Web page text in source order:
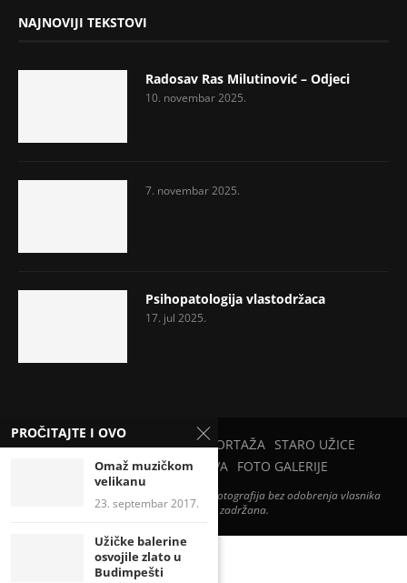
NAJNOVIJI TEKSTOVI
Radosav Ras Milutinović – Odjeci
10. novembar 2025.
7. novembar 2025.
Psihopatologija vlastodržaca
17. jul 2025.
PETAR PAN PRIRODA REPORTAŽA
STARO UŽICE
UŽICE U CVEĆU ZABAVA FOTO GALERIJE
Zabranjena je svaka upotreba teksta i fotografija bez odobrenja vlasnika
sajta. Sva prava zadržana.
PROČITAJTE I OVO
Omaž muzičkom
velikanu
23. septembar 2017.
Užičke balerine
osvojile zlato u
Budimpešti